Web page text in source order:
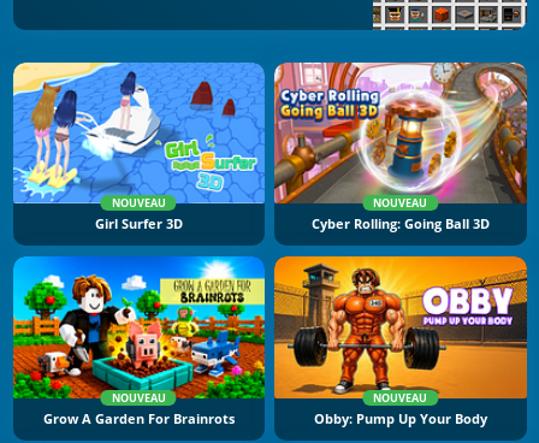
NOUVEAU
Girl Surfer 3D
NOUVEAU
Cyber Rolling: Going Ball 3D
NOUVEAU
Grow A Garden For Brainrots
NOUVEAU
Obby: Pump Up Your Body